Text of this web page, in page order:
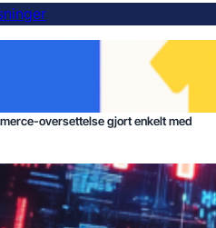
oversettelse gjort enkelt med